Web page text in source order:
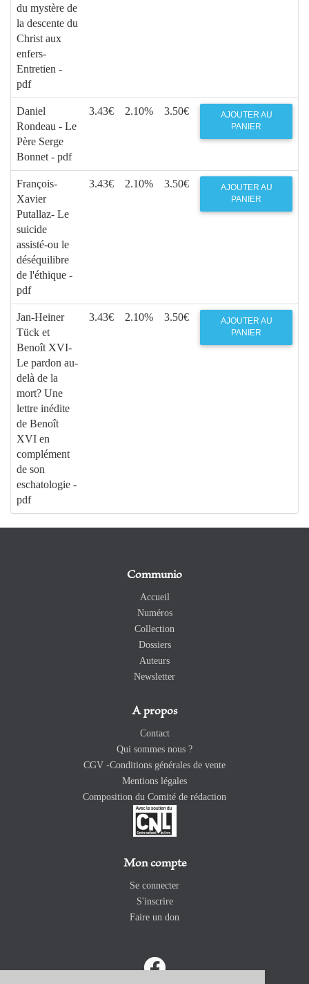
du mystère de
la descente du
Christ aux
enfers-
Entretien -
pdf
Daniel
Rondeau - Le
Père Serge
Bonnet - pdf
3.43€ 2.10% 3.50€
AJOUTER AU
PANIER
François-
Xavier
Putallaz- Le
suicide
assisté-ou le
déséquilibre
de l'éthique -
pdf
3.43€ 2.10% 3.50€
AJOUTER AU
PANIER
Jan-Heiner
Tück et
Benoît XVI-
Le pardon au-
delà de la
mort? Une
lettre inédite
de Benoît
XVI en
complément
de son
eschatologie -
pdf
3.43€ 2.10% 3.50€
AJOUTER AU
PANIER
Communio
Accueil
Numéros
Collection
Dossiers
Auteurs
Newsletter
A propos
Contact
Qui sommes nous ?
CGV -Conditions générales de vente
Mentions légales
Composition du Comité de rédaction
Mon compte
Se connecter
S'inscrire
Faire un don